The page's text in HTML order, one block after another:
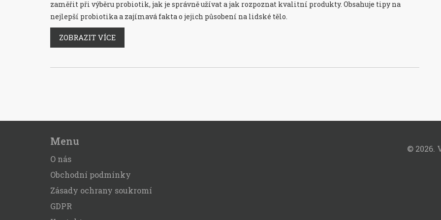
zaměřit při výběru probiotik, jak je správně užívat a jak rozpoznat kvalitní produkty. Obsahuje tipy na
nejlepší probiotika a zajímavá fakta o jejich působení na lidské tělo.
ZOBRAZIT VÍCE
Menu
O nás
Obchodní podmínky
Zásady ochrany soukromí
GDPR
© 2026.